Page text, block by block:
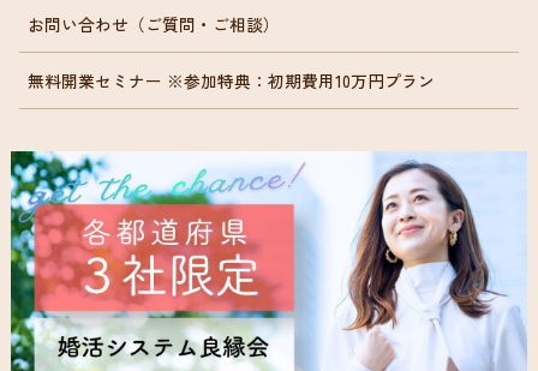
お問い合わせ（ご質問・ご相談）
無料開業セミナー ※参加特典：初期費用10万円プラン